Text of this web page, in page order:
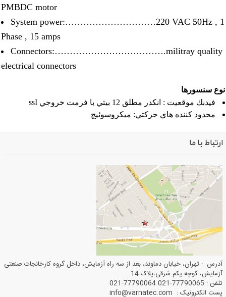
PMBDC motor
System power:…………………………220 VAC 50Hz , 1
Phase , 15 amps
Connectors:……………………………….militray quality
electrical connectors
نوع سنسورها
فيدبك موقعيت : انكدر مطلق 12 بيتي با فرمت خروجي ssI
محدود كننده هاي حركتي: ميكروسوئيچ
ارتباط با ما
آدرس : تهران، خیابان دماوند، بعد از سه راه آزمایش، داخل گروه کارخانجات صنعتی
آزمایش، کوچه یکم شرقی،پلاک 14
تلفن : 77790065-021 77790064-021
پست الکترونیک : info@varnatec.com